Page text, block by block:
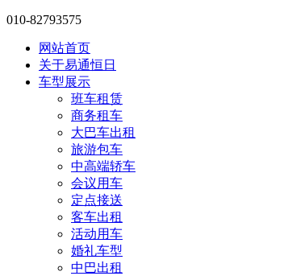
010-82793575
网站首页
关于易通恒日
车型展示
班车租赁
商务租车
大巴车出租
旅游包车
中高端轿车
会议用车
定点接送
客车出租
活动用车
婚礼车型
中巴出租